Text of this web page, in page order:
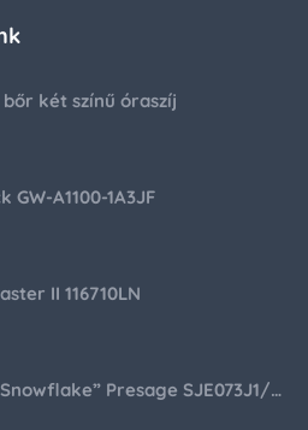
két színű óraszíj
GW-A1100-1A3JF
II 116710LN
Seiko “Baby Snowflake” Presage SJE073J1/SARA015 Limited Edition